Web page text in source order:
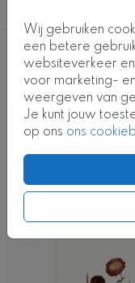
Wij gebruiken
een betere
websiteverkeer
voor marketing-
weergeven van
Je kunt jouw
op ons ons
een betoverende
onderkant. De
al jullie belangrijke
boodschappen toe
Met behulp van
kun je deze
aan jullie stijl en
eerst het
Deze
leuk
Kaart